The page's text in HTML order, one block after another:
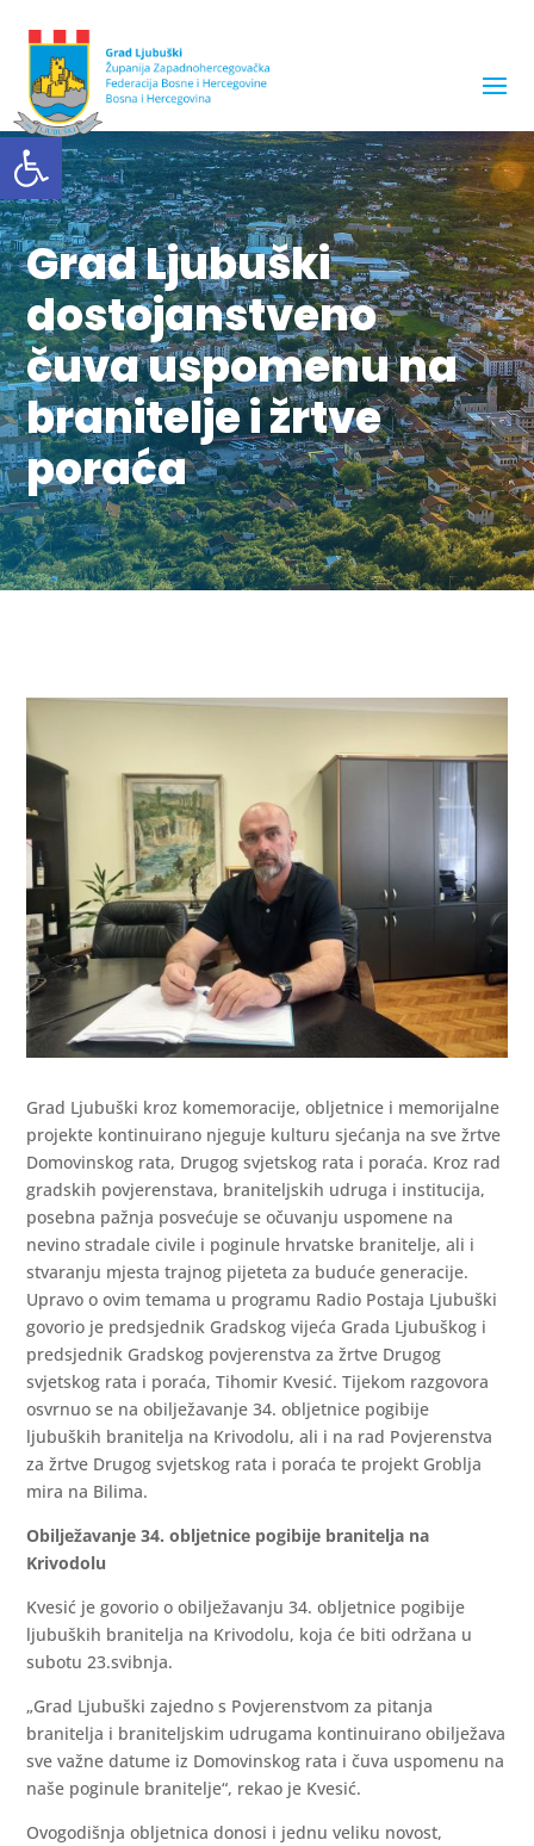
Grad Ljubuški
dostojanstveno
čuva uspomenu na
branitelje i žrtve
poraća
Grad Ljubuški kroz komemoracije, obljetnice i memorijalne
projekte kontinuirano njeguje kulturu sjećanja na sve žrtve
Domovinskog rata, Drugog svjetskog rata i poraća. Kroz rad
gradskih povjerenstava, braniteljskih udruga i institucija,
posebna pažnja posvećuje se očuvanju uspomene na
nevino stradale civile i poginule hrvatske branitelje, ali i
stvaranju mjesta trajnog pijeteta za buduće generacije.
Upravo o ovim temama u programu Radio Postaja Ljubuški
govorio je predsjednik Gradskog vijeća Grada Ljubuškog i
predsjednik Gradskog povjerenstva za žrtve Drugog
svjetskog rata i poraća, Tihomir Kvesić. Tijekom razgovora
osvrnuo se na obilježavanje 34. obljetnice pogibije
ljubuških branitelja na Krivodolu, ali i na rad Povjerenstva
za žrtve Drugog svjetskog rata i poraća te projekt Groblja
mira na Bilima.
Obilježavanje 34. obljetnice pogibije branitelja na
Krivodolu
Kvesić je govorio o obilježavanju 34. obljetnice pogibije
ljubuških branitelja na Krivodolu, koja će biti održana u
subotu 23.svibnja.
„Grad Ljubuški zajedno s Povjerenstvom za pitanja
branitelja i braniteljskim udrugama kontinuirano obilježava
sve važne datume iz Domovinskog rata i čuva uspomenu na
naše poginule branitelje“, rekao je Kvesić.
Ovogodišnja obljetnica donosi i jednu veliku novost,
Open toolbar